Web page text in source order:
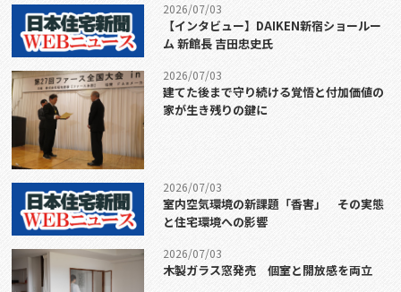
2026/07/03
【インタビュー】DAIKEN新宿ショールー
ム 新館長 吉田忠史氏
2026/07/03
建てた後まで守り続ける覚悟と付加価値の
家が生き残りの鍵に
2026/07/03
室内空気環境の新課題「香害」 その実態
と住宅環境への影響
2026/07/03
木製ガラス窓発売 個室と開放感を両立